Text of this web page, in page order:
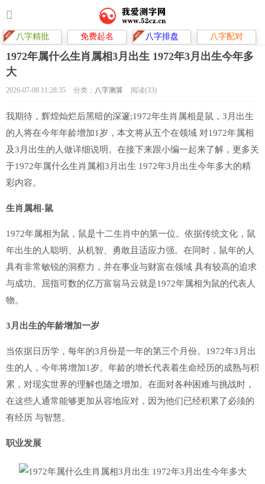
八字精批 免费起名 八字排盘 八字配对
1972年属什么生肖属相3月出生 1972年3月出生今年多
大
2026-07-08 11:28:35 分类： 八字测算 阅读(33)
我期待，辉煌灿烂后黑暗的深邃;1972年生肖属相是鼠，3月出生
的人将在今年年龄增加1岁，本文将从五个在领域 对1972年属相
及3月出生的人做详细说明。在接下来跟小编一起来了解，更多关
于1972年属什么生肖属相3月出生 1972年3月出生今年多大的精
彩内容。
生肖属相-鼠
1972年属相为鼠，鼠是十二生肖中的第一位。依据传统文化，鼠
年出生的人聪明、从机智、勇敢且适应力强。在同时，鼠年的人
具有非常敏锐的洞察力，并在事业与财富在领域 具有较高的追求
与成功。屈指可数的亿万富翁马云就是1972年属相为鼠的代表人
物。
3月出生的年龄增加一岁
当依据日历学，每年的3月份是一年的第三个月份。1972年3月出
生的人，今年将增加1岁。年龄的增长代表着生命经历的成熟与积
累，对现实世界的理解也随之增加。在面对各种困难与挑战时，
在这些人通常能够更加从容地应对，因为他们已经积累了必须的
有经历 与智慧。
职业发展